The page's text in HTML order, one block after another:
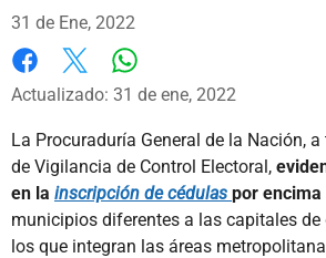
31 de Ene, 2022
Facebook
X
Actualizado: 31 de ene, 2022
La Procuraduría General de la Nación,
de Vigilancia de Control Electoral,
en la inscripción de cédulas por encima
municipios diferentes a las capitales de
los que integran las áreas